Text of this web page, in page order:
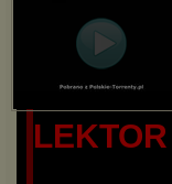
LEKTOR